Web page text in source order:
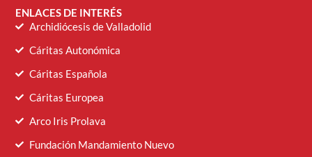
ENLACES DE INTERÉS
Archidiócesis de Valladolid
Cáritas Autonómica
Cáritas Española
Cáritas Europea
Arco Iris Prolava
Fundación Mandamiento Nuevo